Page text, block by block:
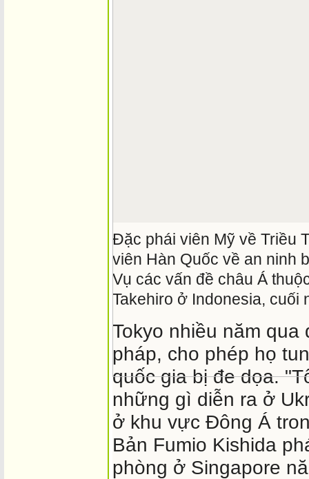
Đặc phái viên Mỹ về Triều
viên Hàn Quốc về an ninh
Vụ các vấn đề châu Á
Takehiro ở Indonesia, cuối
Tokyo nhiều năm
pháp, cho phép họ
quốc gia bị đe dọa.
những gì diễn ra ở
ở khu vực Đông Á
Bản Fumio Kishida
phòng ở Singapore